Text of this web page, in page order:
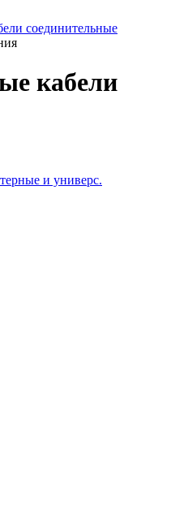
соединительные
кабели
и универс.